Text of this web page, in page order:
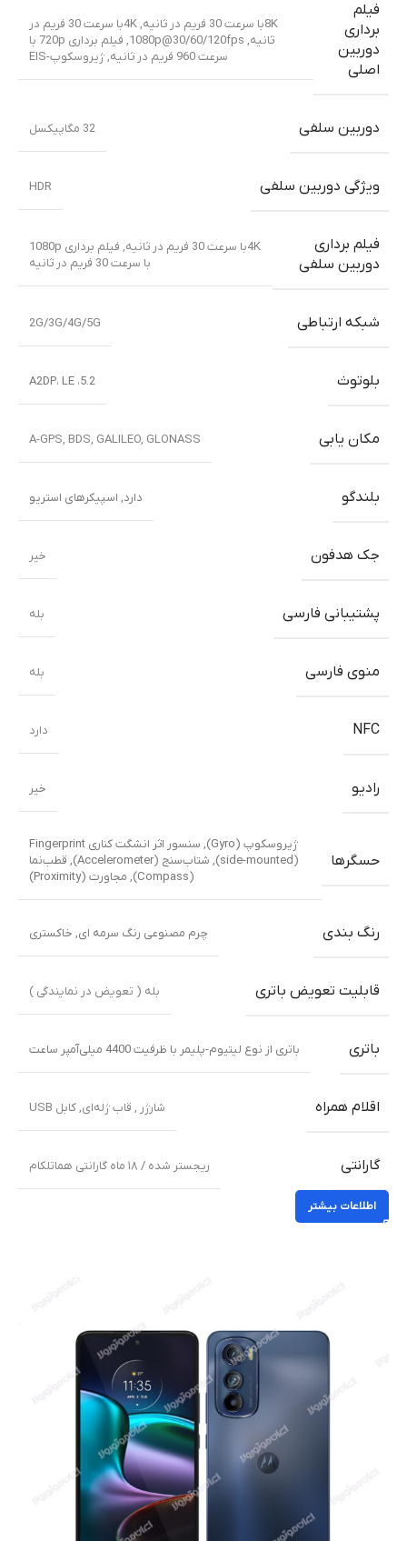
فیلم
برداری
دوربین
اصلی
8Kبا سرعت 30 فریم در ثانیه, 4Kبا سرعت 30 فریم در
ثانیه, 1080p@30/60/120fps, فیلم برداری 720p با
سرعت 960 فریم در ثانیه, ژیروسکوپ-EIS
دوربین سلفی 32 مگاپیکسل
ویژگی دوربین سلفی HDR
فیلم برداری
دوربین سلفی
4Kبا سرعت 30 فریم در ثانیه, فیلم برداری 1080p
با سرعت 30 فریم در ثانیه
شبکه ارتباطی 2G/3G/4G/5G
بلوتوث 5.2، A2DP، LE
مکان یابی A-GPS, BDS, GALILEO, GLONASS
بلندگو دارد, اسپیکرهای استریو
جک هدفون خیر
پشتیبانی فارسی بله
منوی فارسی بله
NFC دارد
رادیو خیر
حسگرها
ژیروسکوپ (Gyro), سنسور اثر انشگت کناری Fingerprint
(side-mounted), شتاب‌سنج (Accelerometer), قطب‌نما
(Compass), مجاورت (Proximity)
رنگ بندی چرم مصنوعی رنگ سرمه ای, خاکستری
قابلیت تعویض باتری بله ( تعویض در نمایندگی )
باتری باتری از نوع لیتیوم-پلیمر با ظرفیت 4400 میلی‌آمپر ساعت
اقلام همراه شارژر , قاب ژله‌ای, کابل USB
گارانتی ریجستر شده / ۱۸ ماه گارانتی هماتلکام
اطلاعات بیشتر